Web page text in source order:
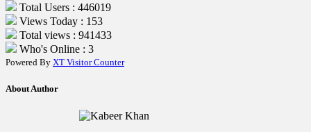
Total Users : 446019
Views Today : 153
Total views : 941433
Who's Online : 3
Powered By XT Visitor Counter
About Author